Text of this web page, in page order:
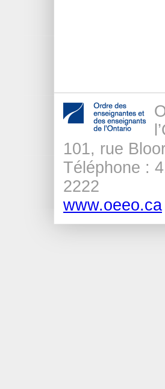
101, rue
Téléphone :
2222
www.oeeo.ca